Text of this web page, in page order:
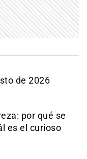
de 2026
por qué se
es el curioso